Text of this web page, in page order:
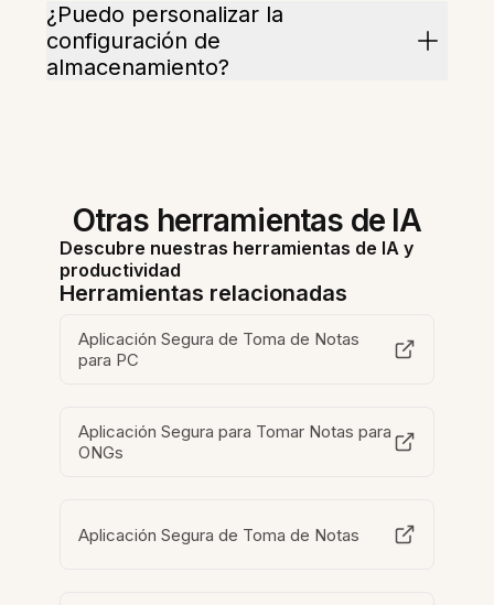
¿Puedo personalizar la
configuración de
almacenamiento?
Otras herramientas de IA
Descubre nuestras herramientas de IA y
productividad
Herramientas relacionadas
Aplicación Segura de Toma de Notas
para PC
Aplicación Segura para Tomar Notas para
ONGs
Aplicación Segura de Toma de Notas